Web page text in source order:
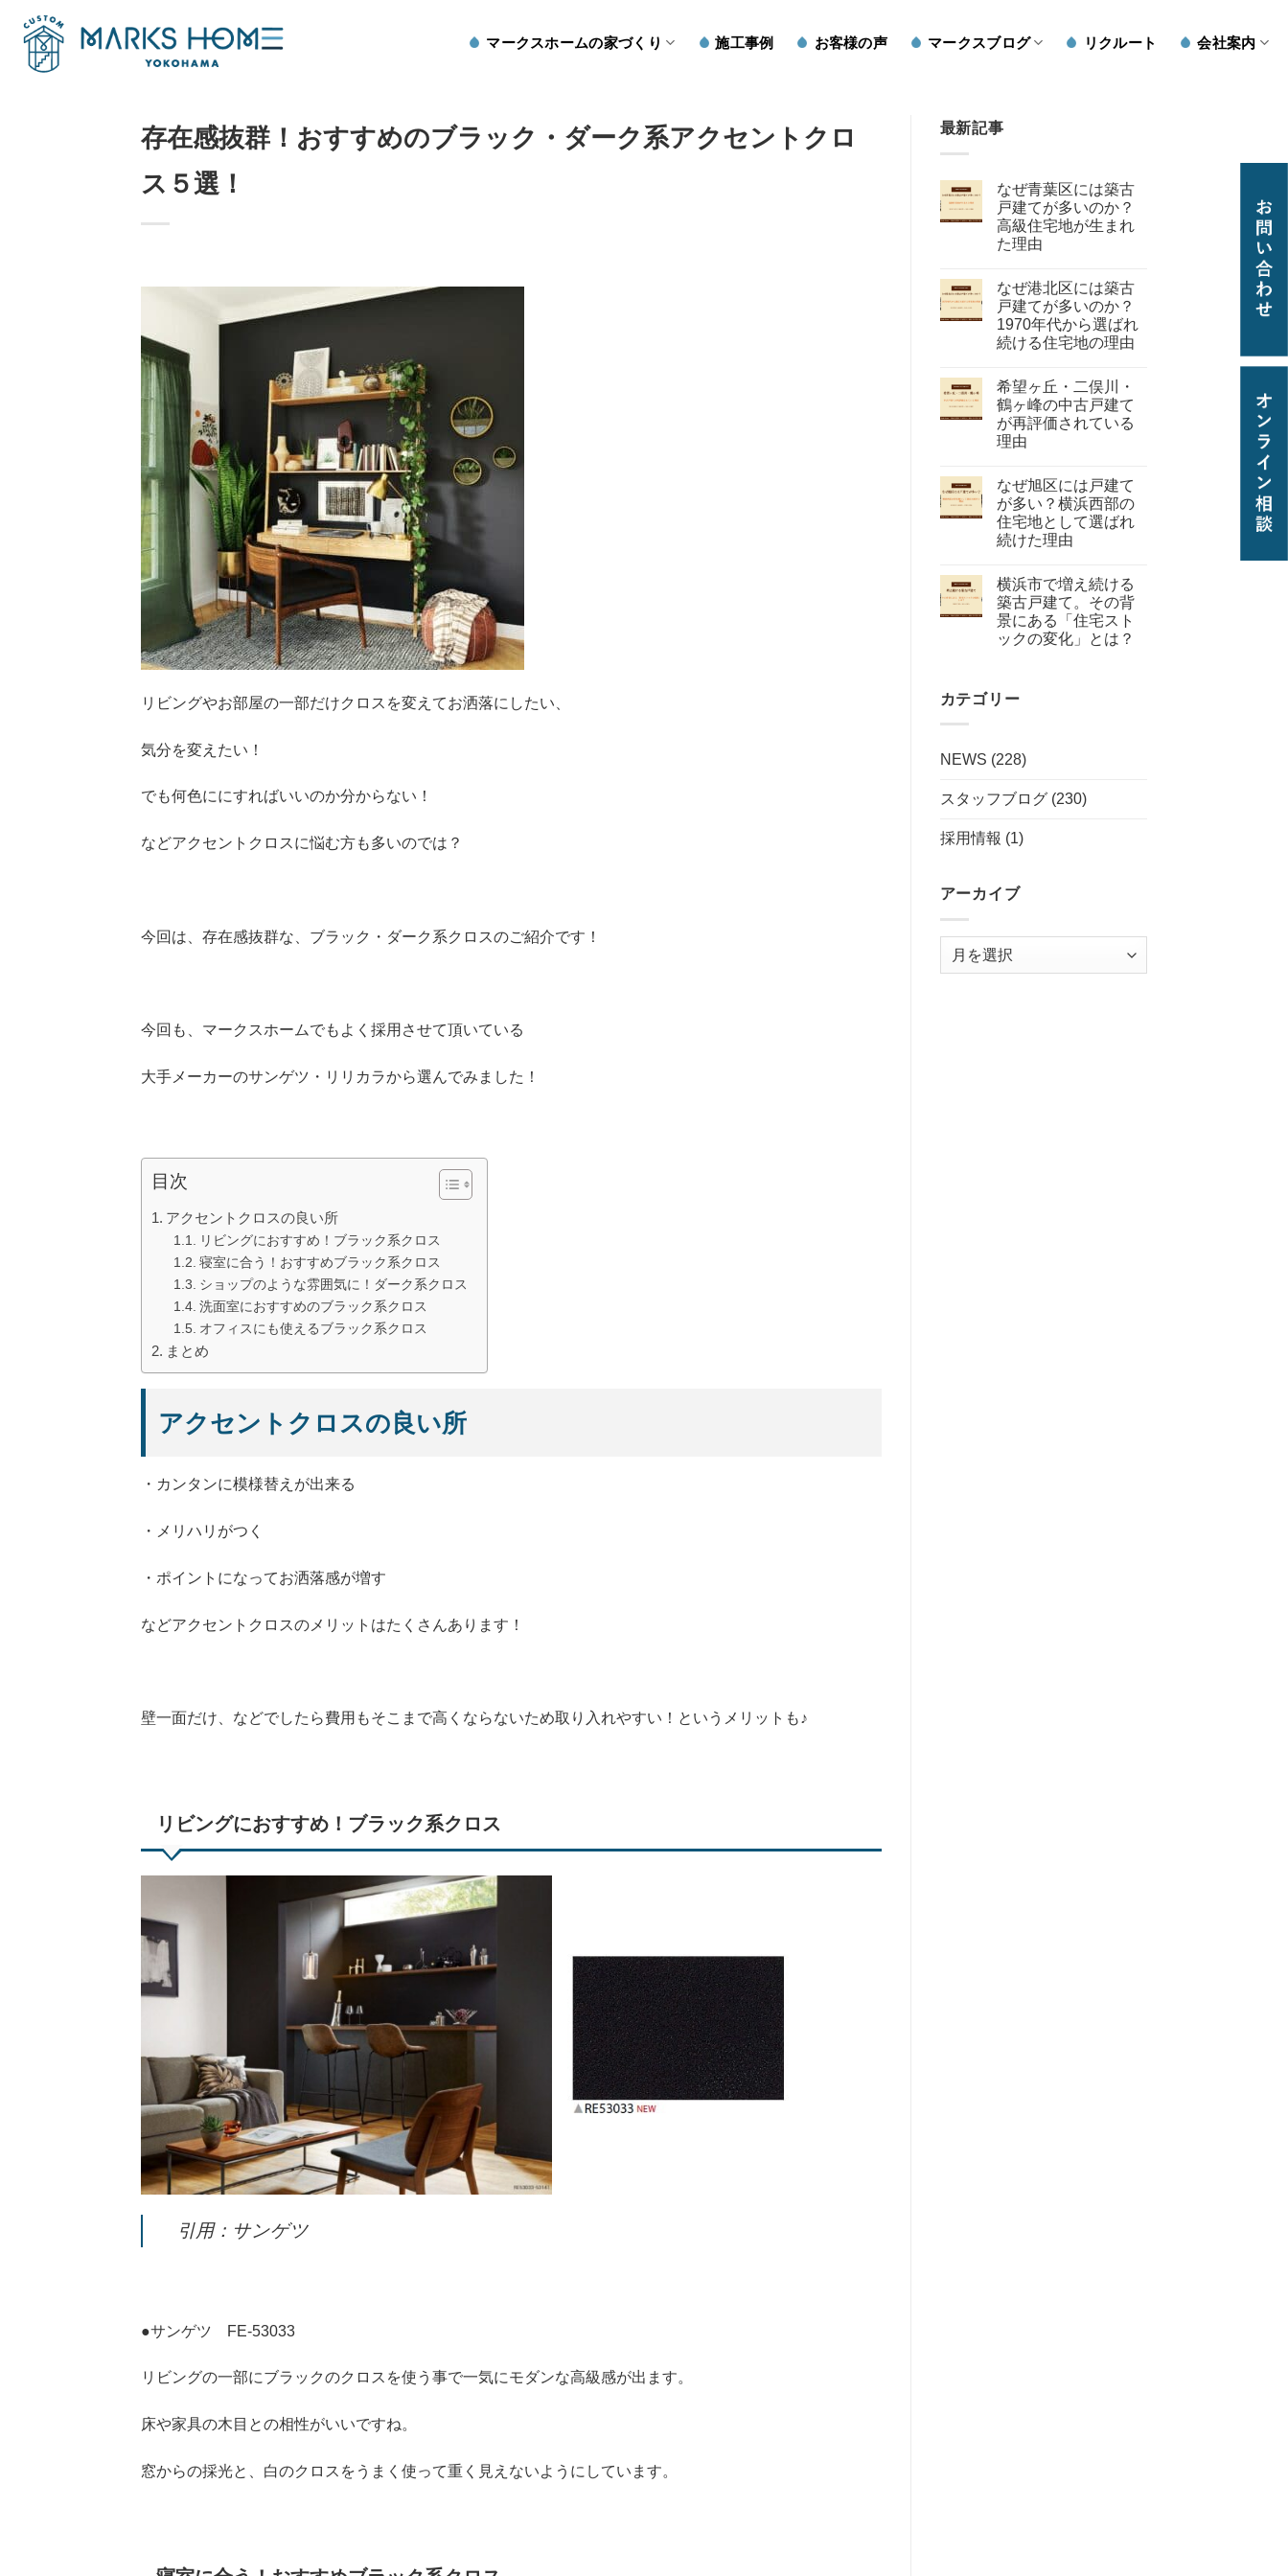
content
マークスホームの家づくり 施工事例 お客様の声 マークスブログ リクルート 会社案内
存在感抜群！おすすめのブラック・ダーク系アクセントクロ
ス５選！
リビングやお部屋の一部だけクロスを変えてお洒落にしたい、
気分を変えたい！
でも何色ににすればいいのか分からない！
などアクセントクロスに悩む方も多いのでは？
今回は、存在感抜群な、ブラック・ダーク系クロスのご紹介です！
今回も、マークスホームでもよく採用させて頂いている
大手メーカーのサンゲツ・リリカラから選んでみました！
目次
アクセントクロスの良い所
リビングにおすすめ！ブラック系クロス
寝室に合う！おすすめブラック系クロス
ショップのような雰囲気に！ダーク系クロス
洗面室におすすめのブラック系クロス
オフィスにも使えるブラック系クロス
まとめ
アクセントクロスの良い所
・カンタンに模様替えが出来る
・メリハリがつく
・ポイントになってお洒落感が増す
などアクセントクロスのメリットはたくさんあります！
壁一面だけ、などでしたら費用もそこまで高くならないため取り入れやすい！というメリットも♪
リビングにおすすめ！ブラック系クロス
引用：サンゲツ
●サンゲツ FE-53033
リビングの一部にブラックのクロスを使う事で一気にモダンな高級感が出ます。
床や家具の木目との相性がいいですね。
窓からの採光と、白のクロスをうまく使って重く見えないようにしています。
最新記事
なぜ青葉区には築古
戸建てが多いのか？
高級住宅地が生まれ
た理由
なぜ港北区には築古
戸建てが多いのか？
1970年代から選ばれ
続ける住宅地の理由
希望ヶ丘・二俣川・
鶴ヶ峰の中古戸建て
が再評価されている
理由
なぜ旭区には戸建て
が多い？横浜西部の
住宅地として選ばれ
続けた理由
横浜市で増え続ける
築古戸建て。その背
景にある「住宅スト
ックの変化」とは？
カテゴリー
NEWS (228)
スタッフブログ(230)
採用情報 (1)
アーカイブ
ー